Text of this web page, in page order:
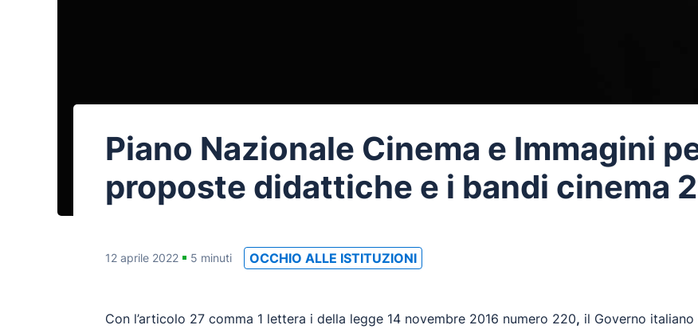
Piano Nazionale Cinema e Immagini
proposte didattiche e i bandi cinema
12 aprile 2022 5 minuti OCCHIO ALLE ISTITUZIONI
Con l’articolo 27 comma 1 lettera i della legge 14 novembre 2016 numero 220, il Governo